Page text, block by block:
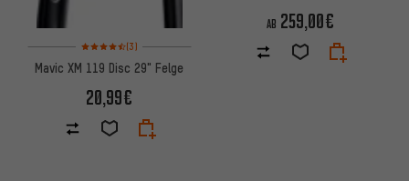
Bewertungen: 4,5 von 5 basierend auf 3 Bewertungen
(3)
Mavic XM 119 Disc 29" Felge
20,99€
AB 259,00€